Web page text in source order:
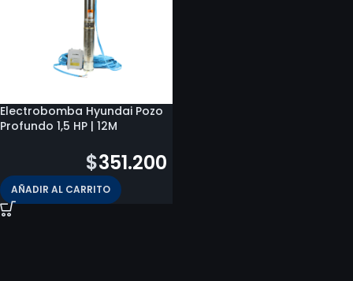
Electrobomba Hyundai Pozo
Profundo 1,5 HP | 12M
$351.200
AÑADIR AL CARRITO